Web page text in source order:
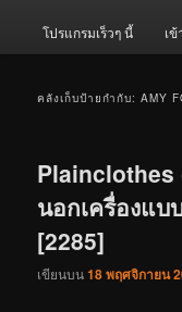
โปรแกรมเร็วๆ นี้ เ
คลังเก็บป้ายกำกับ:AMY
Plainclothes
นอกเครื่องแบ
[2285]
เขียนบน18 พฤศจิกายน